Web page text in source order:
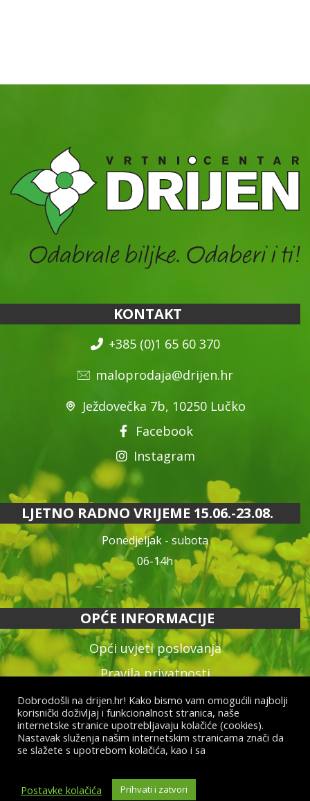
KONTAKT
+385 (0)1 65 60 370
maloprodaja@drijen.hr
Ježdovečka 7b, 10250 Lučko
Facebook
Instagram
LJETNO RADNO VRIJEME 15.06.-23.08.
Ponedjeljak - subota
06-14h
OPĆE INFORMACIJE
Opći uvjeti poslovanja
Pravila privatnosti
Reklamacija proizvoda
Način plaćanja & dostava
Raskid ugovora
© Drijen d.o.o. – sva prava pridržana
Dobrodošli na drijen.hr! Kako bismo vam omogućili najbolji
korisnički doživljaj i funkcionalnost stranica, naše
internetske stranice upotrebljavaju kolačiće (cookies).
Nastavak služenja našim internetskim stranicama znači da
se slažete s upotrebom kolačića, kao i sa
Postavke kolačića
Prihvati i zatvori